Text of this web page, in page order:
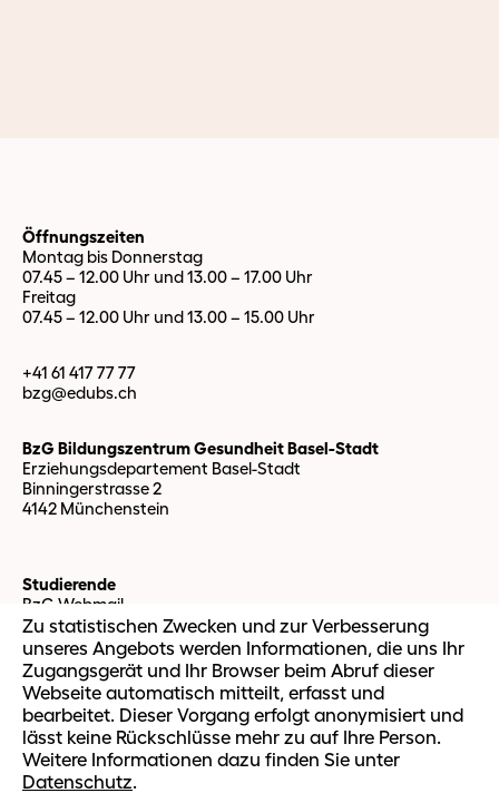
Öffnungszeiten
Montag bis Donnerstag
07.45 – 12.00 Uhr und 13.00 – 17.00 Uhr
Freitag
07.45 – 12.00 Uhr und 13.00 – 15.00 Uhr
+41 61 417 77 77
bzg@edubs.ch
BzG Bildungszentrum Gesundheit Basel-Stadt
Erziehungsdepartement Basel-Stadt
Binningerstrasse 2
4142 Münchenstein
Studierende
BzG Webmail
IT Support
OLAT Support
easySoft Support
Ausbildung
Ausbildungsangebot HF
Ausbildungsplätze HF
Vorbereitungsmodul Fachmaturität Gesundheit
Zu statistischen Zwecken und zur Verbesserung
unseres Angebots werden Informationen, die uns Ihr
Zugangsgerät und Ihr Browser beim Abruf dieser
Webseite automatisch mitteilt, erfasst und
bearbeitet. Dieser Vorgang erfolgt anonymisiert und
lässt keine Rückschlüsse mehr zu auf Ihre Person.
Weitere Informationen dazu finden Sie unter
Datenschutz.